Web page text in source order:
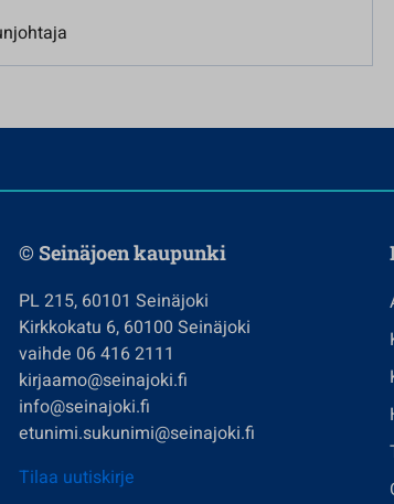
© Seinäjoen kaupunki
PL 215, 60101 Seinäjoki
Kirkkokatu 6, 60100 Seinäjoki
vaihde 06 416 2111
kirjaamo@seinajoki.fi
info@seinajoki.fi
etunimi.sukunimi@seinajoki.fi
Tilaa uutiskirje